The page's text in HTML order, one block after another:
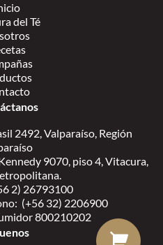
del Té
2492, Valparaíso, Región
9070, piso 4, Vitacura,
2) 26793100
(+56 32) 2206900
800210202